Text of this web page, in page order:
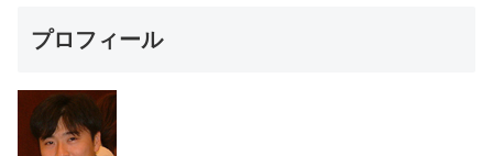
プロフィール